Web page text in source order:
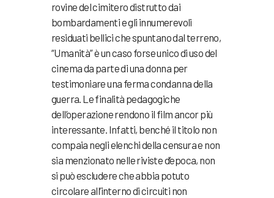
rovine del cimitero distrutto dai
bombardamenti e gli innumerevoli
residuati bellici che spuntano dal terreno,
“Umanità” è un caso forse unico di uso del
cinema da parte di una donna per
testimoniare una ferma condanna della
guerra. Le finalità pedagogiche
dell’operazione rendono il film ancor più
interessante. Infatti, benché il titolo non
compaia negli elenchi della censura e non
sia menzionato nelle riviste d’epoca, non
si può escludere che abbia potuto
circolare all’interno di circuiti non